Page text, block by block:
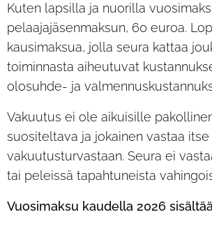
Kuten lapsilla ja nuorilla
pelaajajäsenmaksun, 60 euroa.
kausimaksua, jolla seura kattaa
toiminnasta aiheutuvat
olosuhde- ja
Vakuutus ei ole aikuisille
suositeltava ja jokainen vastaa
vakuutusturvastaan. Seura ei
tai peleissä tapahtuneista
Vuosimaksu kaudella 2026